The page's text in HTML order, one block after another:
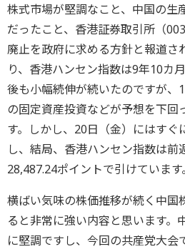
株式市場が堅調なこと、中国の生
だったこと、香港証券取引所（
廃止を政府に求める方針と報道さ
り、香港ハンセン指数は9年10カ
後も小幅続伸が続いたのですが、
の固定資産投資などが予想を下回
す。しかし、20日（金）にはすぐ
し、結局、香港ハンセン指数は前
28,487.24ポイントで引けています。
横ばい気味の株価推移が続く中国
ると非常に強い内容と思います。
に堅調ですし、今回の共産党大会